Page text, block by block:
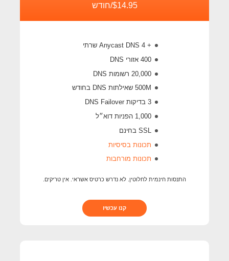
$14.95/חודש
+ 4 Anycast DNS שרתי
400 אזורי DNS
20,000 רשומות DNS
500M שאילתות DNS בחודש
3 בדיקות DNS Failover
1,000 הפניות דוא״ל
SSL בחינם
תכונות בסיסיות
תכונות מורחבות
התנסות חינמית לחלוטין. לא נדרש כרטיס אשראי. אין טריקים.
קנו עכשיו